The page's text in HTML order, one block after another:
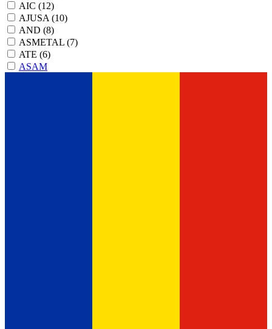
AIC (12)
AJUSA (10)
AND (8)
ASMETAL (7)
ATE (6)
ASAM